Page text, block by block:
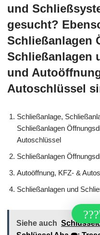
und
gesucht?
Schließanlagen
Schließanlagen
und
Autoschlüssel
Schließanlage,
Schließanlagen
Autoschlüssel
Schließanlagen
Autoöffnung, KFZ- &
Schließanlagen und
Siehe auch